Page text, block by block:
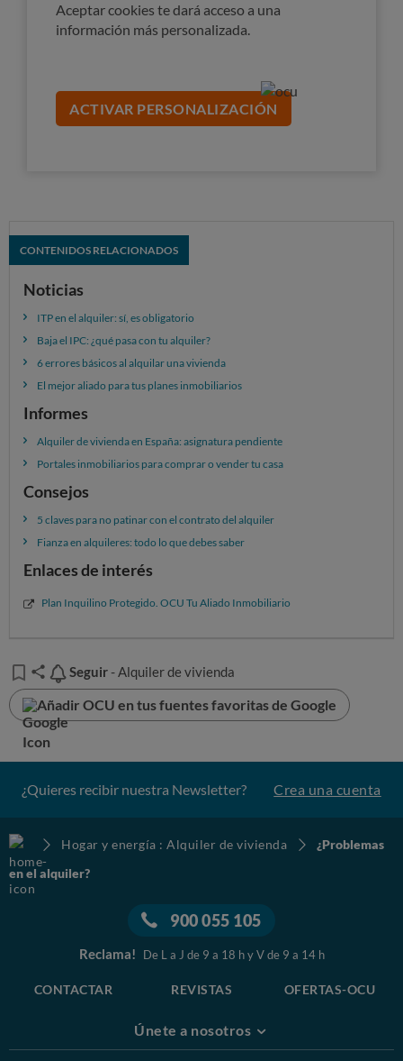
Aceptar cookies te dará acceso a una
información más personalizada.
ACTIVAR PERSONALIZACIÓN
CONTENIDOS RELACIONADOS
Noticias
ITP en el alquiler: sí, es obligatorio
Baja el IPC: ¿qué pasa con tu alquiler?
6 errores básicos al alquilar una vivienda
El mejor aliado para tus planes inmobiliarios
Informes
Alquiler de vivienda en España: asignatura pendiente
Portales inmobiliarios para comprar o vender tu casa
Consejos
5 claves para no patinar con el contrato del alquiler
Fianza en alquileres: todo lo que debes saber
Enlaces de interés
Plan Inquilino Protegido. OCU Tu Aliado Inmobiliario
Seguir
Seguir - Alquiler de vivienda
Añadir OCU en tus fuentes favoritas de Google
¿Quieres recibir nuestra Newsletter? Crea una cuenta
Hogar y energía : Alquiler de vivienda
¿Problemas
en el alquiler?
900 055 105
Reclama! De L a J de 9 a 18 h y V de 9 a 14 h
CONTACTAR REVISTAS OFERTAS-OCU
Únete a nosotros